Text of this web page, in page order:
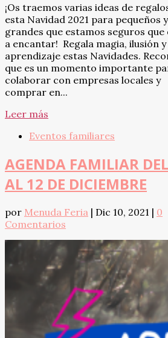
¡Os traemos varias ideas de
esta Navidad 2021 para pequeños y
grandes que estamos seguros que
a encantar! Regala magia, ilusión y
aprendizaje estas Navidades.
que es un momento importante
colaborar con empresas locales y
comprar en...
Leer más
Eventos familiares
AGENDA FAMILIAR
AL 12 DE DICIEMBRE
por Menuda Feria | Dic 10, 2021 | 0
Comentarios